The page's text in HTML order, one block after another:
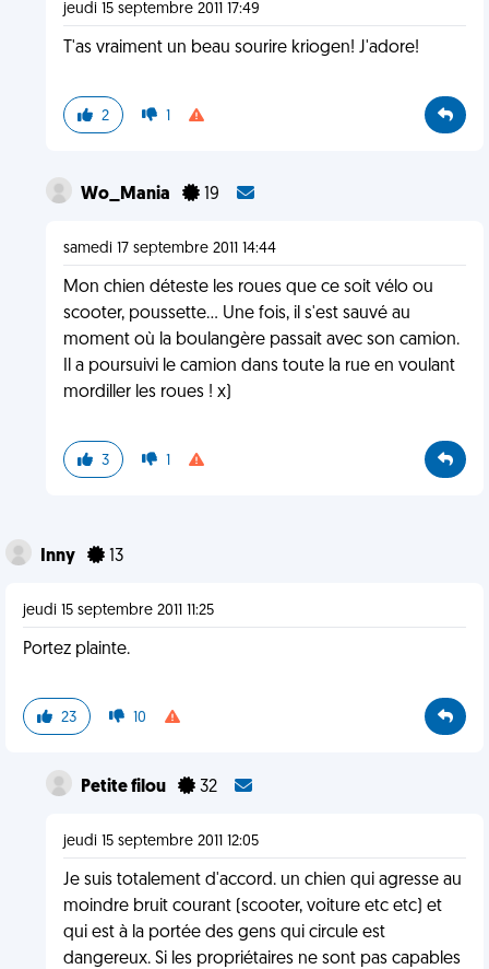
jeudi 15 septembre 2011 17:49
T'as vraiment un beau sourire kriogen! J'adore!
2 1
Wo_Mania 19
samedi 17 septembre 2011 14:44
Mon chien déteste les roues que ce soit vélo ou
scooter, poussette... Une fois, il s'est sauvé au
moment où la boulangère passait avec son camion.
Il a poursuivi le camion dans toute la rue en voulant
mordiller les roues ! x)
3 1
Inny 13
jeudi 15 septembre 2011 11:25
Portez plainte.
23 10
Petite filou 32
jeudi 15 septembre 2011 12:05
Je suis totalement d'accord. un chien qui agresse au
moindre bruit courant (scooter, voiture etc etc) et
qui est à la portée des gens qui circule est
dangereux. Si les propriétaires ne sont pas capables